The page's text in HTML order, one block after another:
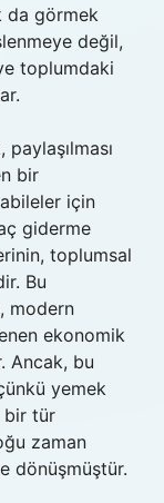
da görmek
değil,
toplumdaki
bir
için
giderme
toplumsal
Bu
modern
ekonomik
Ancak, bu
yemek
bir tür
zaman
dönüşmüştür.